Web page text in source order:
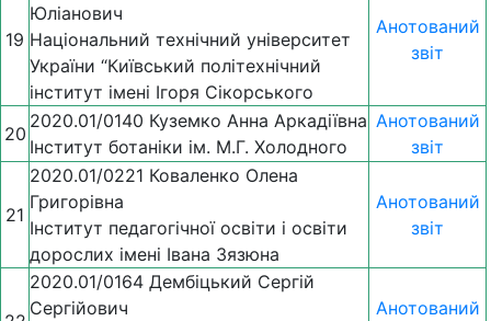
19
Юліанович
Національний технічний університет
України “Київський політехнічний
інститут імені Ігоря Сікорського
Анотований
звіт
20
2020.01/0140 Куземко Анна Аркадіївна
Інститут ботаніки ім. М.Г. Холодного
Анотований
звіт
21
2020.01/0221 Коваленко Олена
Григорівна
Інститут педагогічної освіти і освіти
дорослих імені Івана Зязюна
Анотований
звіт
2020.01/0164 Дембіцький Сергій
Сергійович
Анотований